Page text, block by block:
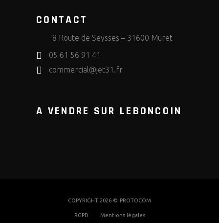
CONTACT
8 Route de Seysses – 31600 Muret
05 61 56 91 41
commercial@jet31.fr
A VENDRE SUR LEBONCOIN
COPYRIGHT 2026 © PROTOCOM
RGPD Mentions légales